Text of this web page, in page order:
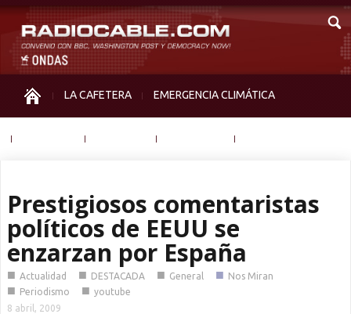
LA CAFETERA EMERGENCIA CLIMÁTICA
Prestigiosos comentaristas
políticos de EEUU se
enzarzan por España
■ Actualidad ■ DESTACADA ■ General ■ Nos Miran
■ Periodismo ■ youtube
8 abril, 2009